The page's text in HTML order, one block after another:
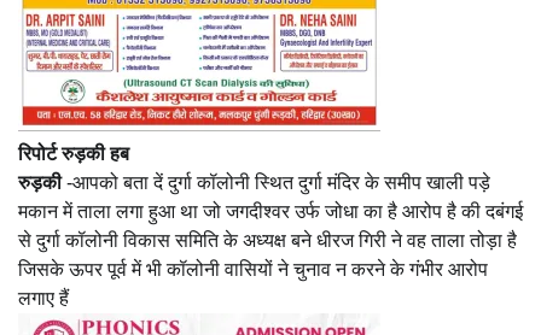
रिपोर्ट रुड़की हब
रुड़की-आपको बता दें दुर्गा कॉलोनी स्थित दुर्गा मंदिर के समीप खाली पड़े
मकान में ताला लगा हुआ था जो जगदीश्वर उर्फ जोधा का है आरोप है की दबंगई
से दुर्गा कॉलोनी विकास समिति के अध्यक्ष बने धीरज गिरी ने वह ताला तोड़ा है
जिसके ऊपर पूर्व में भी कॉलोनी वासियों ने चुनाव न करने के गंभीर आरोप
लगाए हैं